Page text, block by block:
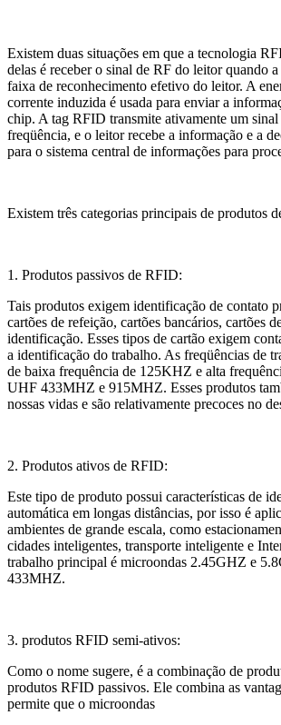
Existem duas situações em que a tecnologia
delas é receber o sinal de RF do leitor quando
faixa de reconhecimento efetivo do leitor. A
corrente induzida é usada para enviar a
chip. A tag RFID transmite ativamente um sinal
freqüência, e o leitor recebe a informação e a
para o sistema central de informações para
Existem três categorias principais de produtos
1. Produtos passivos de RFID:
Tais produtos exigem identificação de contato
cartões de refeição, cartões bancários, cartões
identificação. Esses tipos de cartão exigem
a identificação do trabalho. As freqüências de
de baixa frequência de 125KHZ e alta
UHF 433MHZ e 915MHZ. Esses produtos
nossas vidas e são relativamente precoces no
2. Produtos ativos de RFID:
Este tipo de produto possui características de
automática em longas distâncias, por isso é
ambientes de grande escala, como
cidades inteligentes, transporte inteligente e
trabalho principal é microondas 2.45GHZ e
433MHZ.
3. produtos RFID semi-ativos:
Como o nome sugere, é a combinação de
produtos RFID passivos. Ele combina as
permite que o microondas